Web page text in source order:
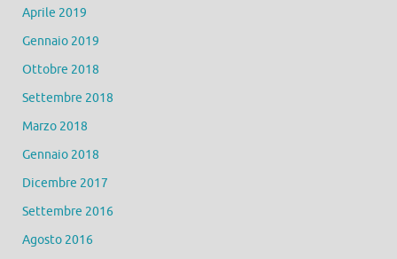
Aprile 2019
Gennaio 2019
Ottobre 2018
Settembre 2018
Marzo 2018
Gennaio 2018
Dicembre 2017
Settembre 2016
Agosto 2016